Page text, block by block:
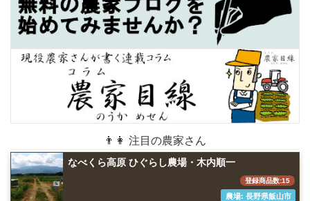
👨👩 注目の農家さん
なべくら高原 ひぐらし農場・木内順一
登録商品数:15
農場: 長野県飯山市